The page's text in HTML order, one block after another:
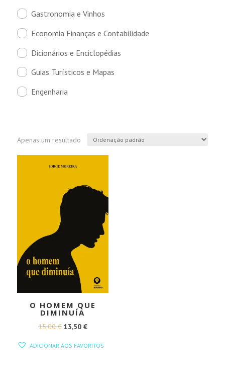
Gastronomia e Vinhos
Economia Finanças e Contabilidade
Dicionários e Enciclopédias
Guias Turísticos e Mapas
Engenharia
Apenas um resultado
O HOMEM QUE
DIMINUÍA
15,00€ O
13,50 €O
ADICIONAR AOS FAVORITOS